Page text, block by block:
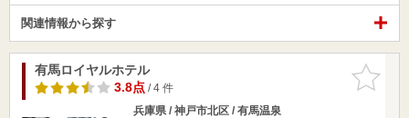
関連情報から探す
お気に入
りに追加
有馬ロイヤルホテル
3.8点/ 4 件
兵庫県 / 神戸市北区 / 有馬温泉